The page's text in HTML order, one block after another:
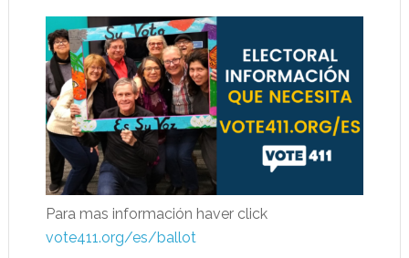
Para mas información haver click
vote411.org/es/ballot